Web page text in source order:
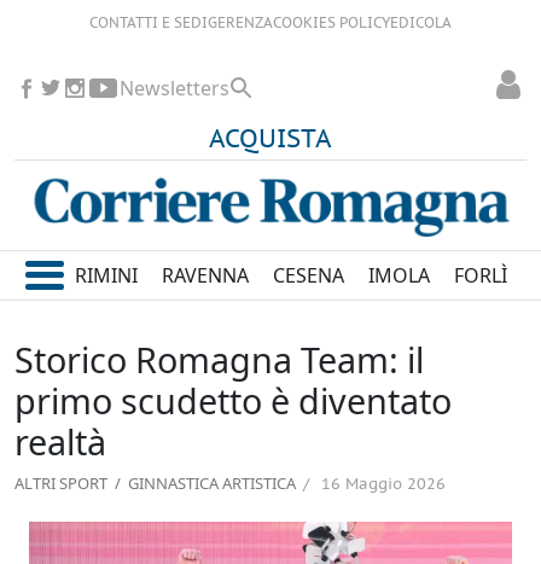
CONTATTI E SEDIGERENZACOOKIES POLICYEDICOLA
ACQUISTA
Newsletters
RIMINI RAVENNA CESENA IMOLA FORLÌ
Storico Romagna Team: il
primo scudetto è diventato
realtà
ALTRI SPORT / GINNASTICA ARTISTICA 16 Maggio 2026